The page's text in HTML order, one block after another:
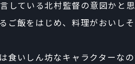
言している北村監督の意図かと
ご飯をはじめ、料理がおいし
食いしん坊なキャラクターな